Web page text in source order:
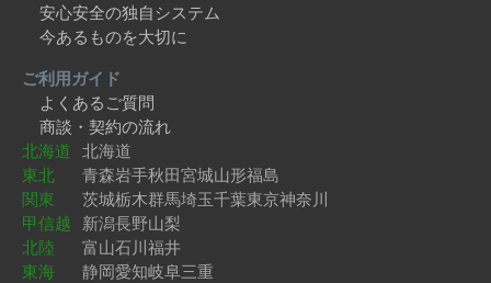
安心安全の独自システム
今あるものを大切に
ご利用ガイド
よくあるご質問
商談・契約の流れ
北海道 北海道
東北
青森岩手秋田宮城山形福島
関東
茨城栃木群馬埼玉千葉東京神奈川
甲信越 新潟長野山梨
北陸
富山石川福井
東海
静岡愛知岐阜三重